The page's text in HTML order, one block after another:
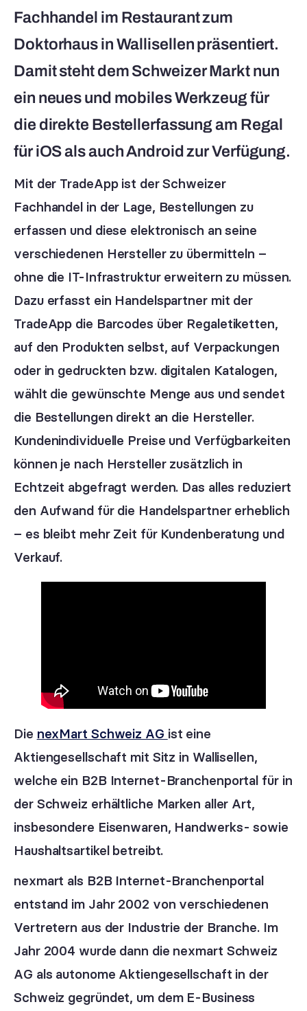
Fachhandel im Restaurant zum
Doktorhaus in Wallisellen präsentiert.
Damit steht dem Schweizer Markt nun
ein neues und mobiles Werkzeug für
die direkte Bestellerfassung am Regal
für iOS als auch Android zur Verfügung.
Mit der TradeApp ist der Schweizer
Fachhandel in der Lage, Bestellungen zu
erfassen und diese elektronisch an seine
verschiedenen Hersteller zu übermitteln –
ohne die IT-Infrastruktur erweitern zu müssen.
Dazu erfasst ein Handelspartner mit der
TradeApp die Barcodes über Regaletiketten,
auf den Produkten selbst, auf Verpackungen
oder in gedruckten bzw. digitalen Katalogen,
wählt die gewünschte Menge aus und sendet
die Bestellungen direkt an die Hersteller.
Kundenindividuelle Preise und Verfügbarkeiten
können je nach Hersteller zusätzlich in
Echtzeit abgefragt werden. Das alles reduziert
den Aufwand für die Handelspartner erheblich
– es bleibt mehr Zeit für Kundenberatung und
Verkauf.
Die nexMart Schweiz AG ist eine
Aktiengesellschaft mit Sitz in Wallisellen,
welche ein B2B Internet-Branchenportal für in
der Schweiz erhältliche Marken aller Art,
insbesondere Eisenwaren, Handwerks- sowie
Haushaltsartikel betreibt.
nexmart als B2B Internet-Branchenportal
entstand im Jahr 2002 von verschiedenen
Vertretern aus der Industrie der Branche. Im
Jahr 2004 wurde dann die nexmart Schweiz
AG als autonome Aktiengesellschaft in der
Schweiz gegründet, um dem E-Business